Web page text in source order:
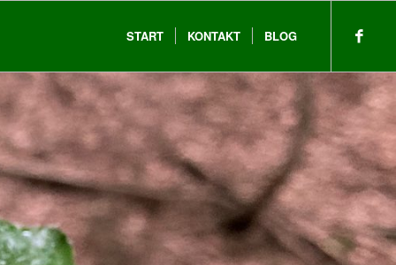
START KONTAKT BLOG